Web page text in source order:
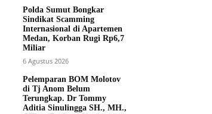
Polda Sumut Bongkar
Sindikat Scamming
Internasional di Apartemen
Medan, Korban Rugi Rp6,7
Miliar
6 Agustus 2026
Pelemparan BOM Molotov
di Tj Anom Belum
Terungkap. Dr Tommy
Aditia Sinulingga SH., MH.,